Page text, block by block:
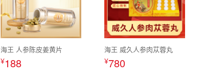
海王 人参陈皮姜黄片
¥188
海王 威久人参肉苁蓉丸
¥780